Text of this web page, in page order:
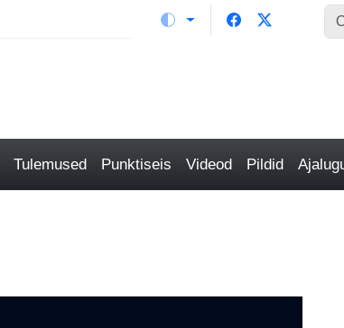
Tulemused Punktiseis Videod Pildid